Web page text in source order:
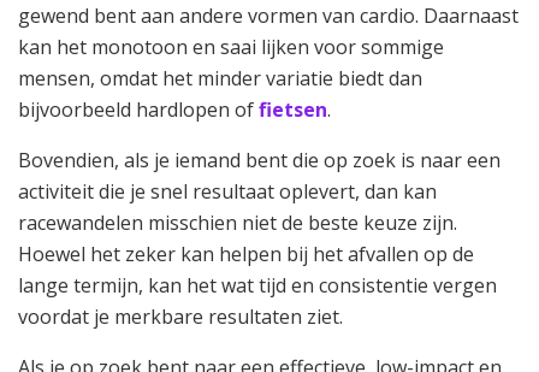
gewend bent aan andere vormen van cardio. Daarnaast
kan het monotoon en saai lijken voor sommige
mensen, omdat het minder variatie biedt dan
bijvoorbeeld hardlopen offietsen.
Bovendien, als je iemand bent die op zoek is naar een
activiteit die je snel resultaat oplevert, dan kan
racewandelen misschien niet de beste keuze zijn.
Hoewel het zeker kan helpen bij het afvallen op de
lange termijn, kan het wat tijd en consistentie vergen
voordat je merkbare resultaten ziet.